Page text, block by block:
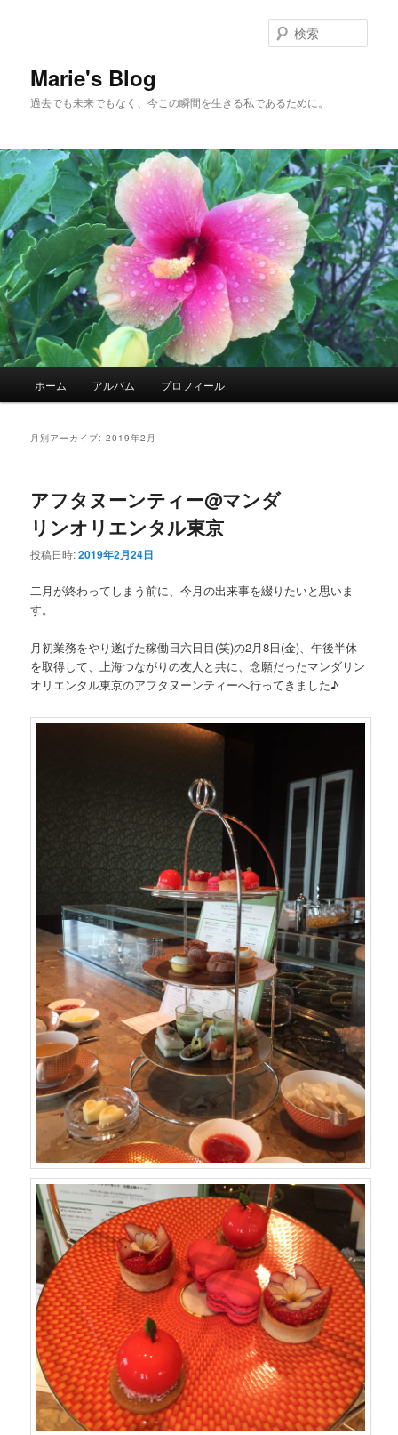
Marie's Blog
過去でも未来でもなく、今この瞬間を生きる私であるために。
索
メインコンテンツへ移動
サブコンテンツへ移動
ホーム アルバム プロフィール
月別アーカイブ:2019年2月
アフタヌーンティー@マンダ
リンオリエンタル東京
投稿日時:2019年2月24日
二月が終わってしまう前に、今月の出来事を綴りたいと思いま
す。
月初業務をやり遂げた稼働日六日目(笑)の2月8日(金)、午後半休
を取得して、上海つながりの友人と共に、念願だったマンダリン
オリエンタル東京のアフタヌーンティーへ行ってきました♪